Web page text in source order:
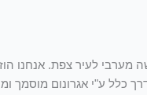
מערבי לעיר צפת. אנחנו
כלל ע"י אגרונום מוסמך